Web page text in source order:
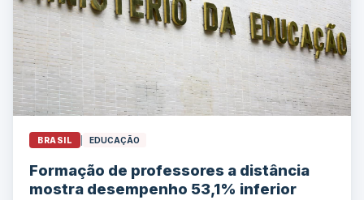
BRASIL EDUCAÇÃO
Formação de professores a distância
mostra desempenho 53,1% inferior